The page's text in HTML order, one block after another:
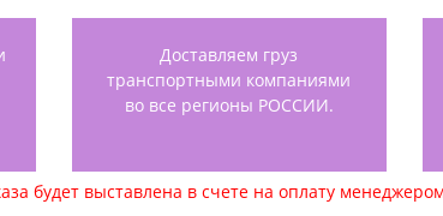
Доставляем груз
транспортными компаниями
во все регионы РОССИИ.
будет выставлена в счете на оплату